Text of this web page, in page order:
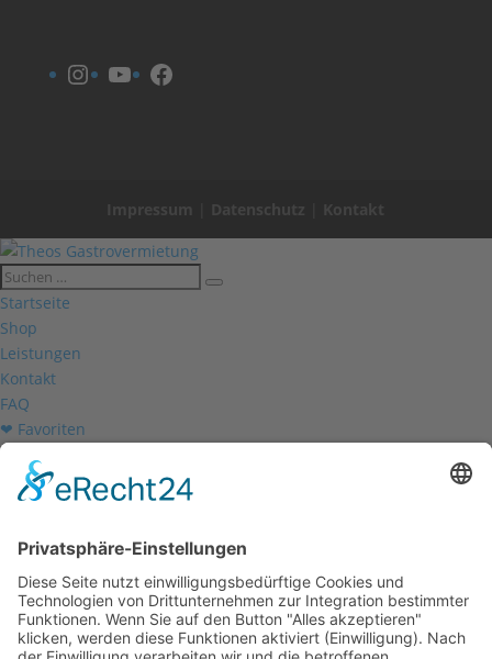
Instagram
YouTubeFacebook
Impressum Datenschutz Kontakt
Startseite
Shop
Leistungen
Kontakt
FAQ
❤ Favoriten
Mein Konto
Betriebsferien
Wir befinden uns vom